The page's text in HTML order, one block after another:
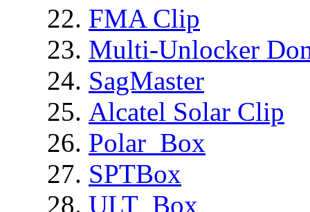
FMA Clip
Multi-Unlocker
SagMaster
Alcatel Solar Clip
Polar_Box
SPTBox
ULT_Box